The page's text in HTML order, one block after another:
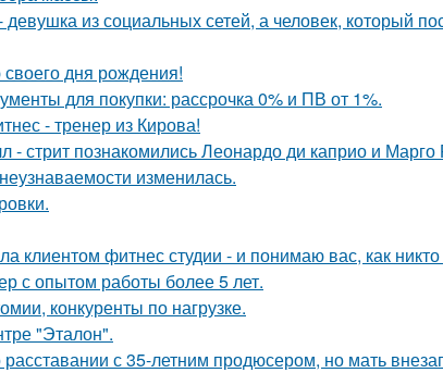
из социальных сетей, а человек, который
дня рождения!
для покупки: рассрочка 0% и ПВ от 1%.
- тренер из Кирова!
- стрит познакомились Леонардо ди каприо и Марго
изменилась.
клиентом фитнес студии - и понимаю вас, как никто
с опытом работы более 5 лет.
конкуренты по нагрузке.
"Эталон".
с 35-летним продюсером, но мать